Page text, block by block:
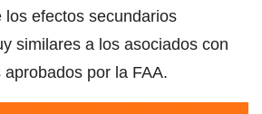
los efectos secundarios
similares a los asociados con
por la FAA.